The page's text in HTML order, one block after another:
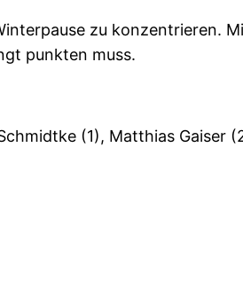
zu konzentrieren.
punkten muss.
(1), Matthias Gaiser